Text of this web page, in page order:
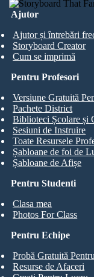
Ajutor
Ajutor și întrebări
Storyboard Creator
Cum se imprimă
Pentru Studenti
Clasa mea
Photos For Class
Pentru Profesori
Versiune Gratuită
Pachete District
Biblioteci Școlare și
Sesiuni de Instruire
Toate Resursele
Șabloane de foi de
Șabloane de Afișe
Pentru Echipe
Probă Gratuită
Resurse de Afaceri